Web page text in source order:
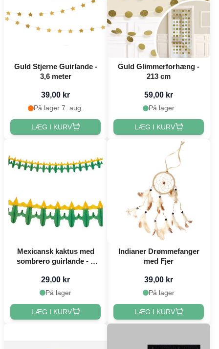
Guld Stjerne Guirlande -
3,6 meter
39,00 kr
På lager 7. aug.
LÆG I KURV
Guld Glimmerforhæng -
213 cm
59,00 kr
På lager
LÆG I KURV
Mexicansk kaktus med
sombrero guirlande - 3
29,00 kr
På lager
LÆG I KURV
Indianer Drømmefanger
med Fjer
39,00 kr
På lager
LÆG I KURV